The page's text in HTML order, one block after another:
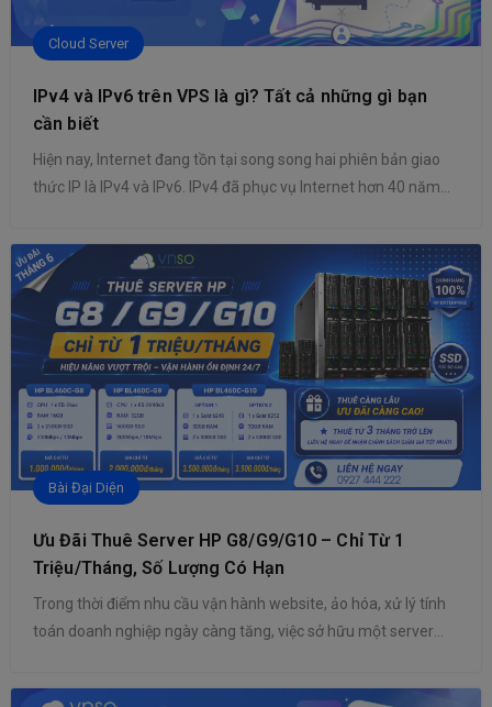
Cloud Server
IPv4 và IPv6 trên VPS là gì? Tất cả những gì bạn
cần biết
Hiện nay, Internet đang tồn tại song song hai phiên bản giao
thức IP là IPv4 và IPv6. IPv4 đã phục vụ Internet hơn 40 năm
thiết bị kết nối Internet ngày càng tăng, không gian địa chỉ của
IPv4 đã dần […]
Bài Đại Diện
Ưu Đãi Thuê Server HP G8/G9/G10 – Chỉ Từ 1
Triệu/Tháng, Số Lượng Có Hạn
Trong thời điểm nhu cầu vận hành website, ảo hóa, xử lý tính
toán doanh nghiệp ngày càng tăng, việc sở hữu một server
nhiều doanh nghiệp và cá nhân. Nhằm hỗ trợ khách hàng triển